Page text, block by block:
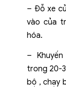
– Đỗ xe
vào của
hóa.
–
trong 20-
bộ , chạy